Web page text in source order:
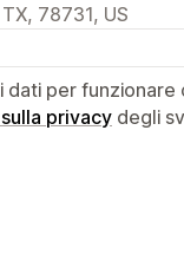
78731, US
per funzionare
privacy degli